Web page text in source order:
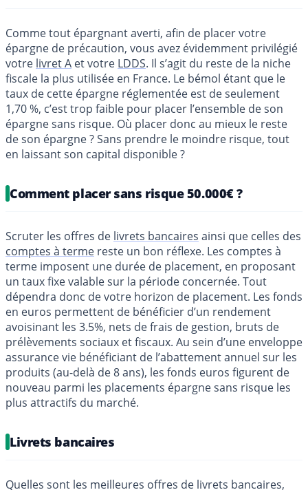
Comme tout épargnant averti, afin de placer votre
épargne de précaution, vous avez évidemment privilégié
votre livret A et votre LDDS. Il s’agit du reste de la niche
fiscale la plus utilisée en France. Le bémol étant que le
taux de cette épargne réglementée est de seulement
1,70 %, c’est trop faible pour placer l’ensemble de son
épargne sans risque. Où placer donc au mieux le reste
de son épargne ? Sans prendre le moindre risque, tout
en laissant son capital disponible ?
Comment placer sans risque 50.000€ ?
Scruter les offres de livrets bancaires ainsi que celles des
comptes à terme reste un bon réflexe. Les comptes à
terme imposent une durée de placement, en proposant
un taux fixe valable sur la période concernée. Tout
dépendra donc de votre horizon de placement. Les fonds
en euros permettent de bénéficier d’un rendement
avoisinant les 3.5%, nets de frais de gestion, bruts de
prélèvements sociaux et fiscaux. Au sein d’une enveloppe
assurance vie bénéficiant de l’abattement annuel sur les
produits (au-delà de 8 ans), les fonds euros figurent de
nouveau parmi les placements épargne sans risque les
plus attractifs du marché.
Livrets bancaires
Quelles sont les meilleures offres de livrets bancaires,